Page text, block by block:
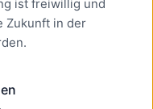
ist freiwillig und
Zukunft in der